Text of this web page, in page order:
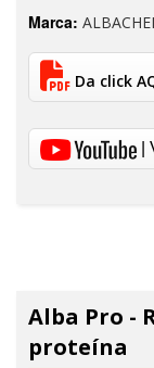
Marca:
Da click
|
Alba Pro -
proteína